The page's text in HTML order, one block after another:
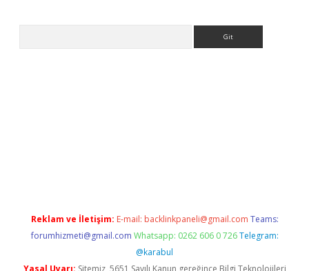
Reklam ve İletişim: E-mail: backlinkpaneli@gmail.com Teams:
forumhizmeti@gmail.com Whatsapp: 0262 606 0 726 Telegram:
@karabul
Yasal Uyarı: Sitemiz, 5651 Sayılı Kanun gereğince Bilgi Teknolojileri